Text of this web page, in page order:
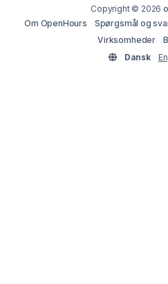
Copyright © 2026
Om OpenHours
Spørgsmål og
Virksomheder
Dansk